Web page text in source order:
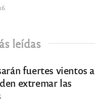
leídas
fuertes vientos a
extremar las